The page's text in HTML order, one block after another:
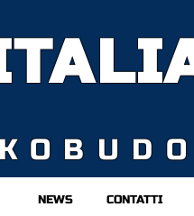
NEWS CONTATTI